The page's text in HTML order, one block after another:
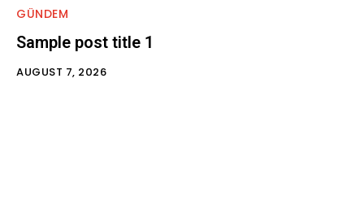
GÜNDEM
Sample post title 1
AUGUST 7, 2026